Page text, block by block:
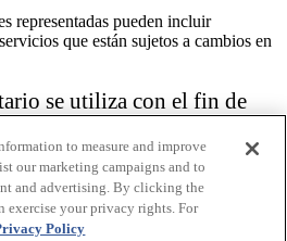
representadas pueden incluir
que están sujetos a cambios en
se utiliza con el fin de
enumeradas aquí no pretenden
de todas las funciones accesibles
to measure and improve
our marketing campaigns and to
and advertising. By clicking the
exercise your privacy rights. For
Policy